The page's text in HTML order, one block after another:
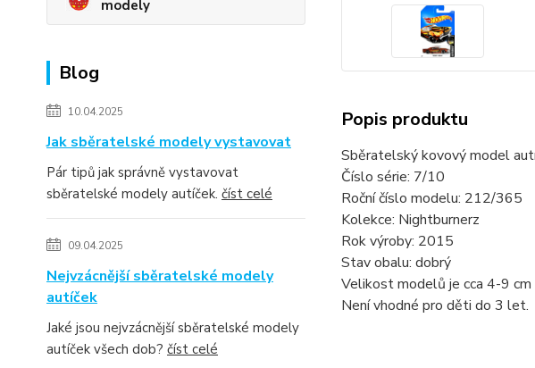
modely
Blog
10.04.2025
Jak sběratelské modely vystavovat
Pár tipů jak správně vystavovat
sběratelské modely autíček. číst celé
09.04.2025
Nejvzácnější sběratelské modely
autíček
Jaké jsou nejvzácnější sběratelské modely
autíček všech dob? číst celé
Popis produktu
Sběratelský kovový model
Číslo série: 7/10
Roční číslo modelu: 212/365
Kolekce: Nightburnerz
Rok výroby: 2015
Stav obalu: dobrý
Velikost modelů je cca 4-9
Není vhodné pro děti do 3 let.